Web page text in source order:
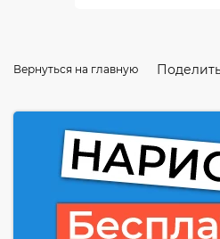
Вернуться на главную